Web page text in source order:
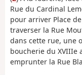
Rue du Cardinal
pour arriver Place
traverser la Rue
dans cette rue, une
boucherie du XVIIIe
emprunter la Rue